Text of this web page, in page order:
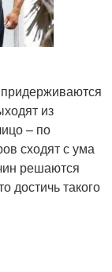
из
– по
сходят с ума
решаются
достичь такого